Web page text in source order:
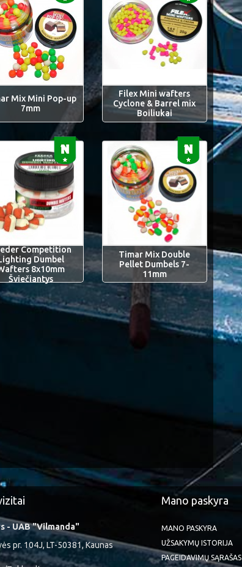
Mix Mini Pop-up
7mm
Filex Mini wafters
Cyclone & Barrel mix
Boiliukai
Competition
Dumbel
8x10mm
Šviečiantys
Timar Mix Double
Pellet Dumbels 7-
11mm
- UAB "Vilmanda"
pr. 104J, LT-50381, Kaunas
Mano paskyra
MANO PASKYRA
UŽSAKYMŲ ISTORIJA
PAGEIDAVIMŲ SĄRAŠAS